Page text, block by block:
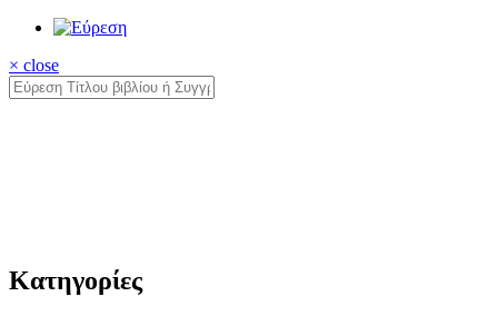
× close
Κατηγορίες